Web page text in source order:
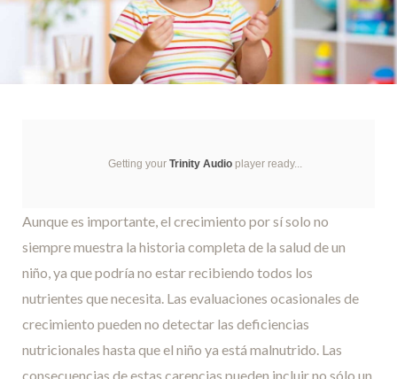
Getting your Trinity Audio player ready...
Aunque es importante, el crecimiento por sí solo no
siempre muestra la historia completa de la salud de un
niño, ya que podría no estar recibiendo todos los
nutrientes que necesita. Las evaluaciones ocasionales de
crecimiento pueden no detectar las deficiencias
nutricionales hasta que el niño ya está malnutrido. Las
consecuencias de estas carencias pueden incluir no sólo un